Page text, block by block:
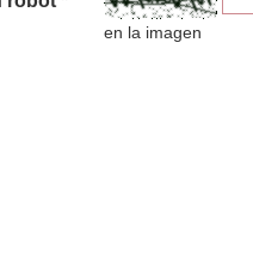
en la imagen